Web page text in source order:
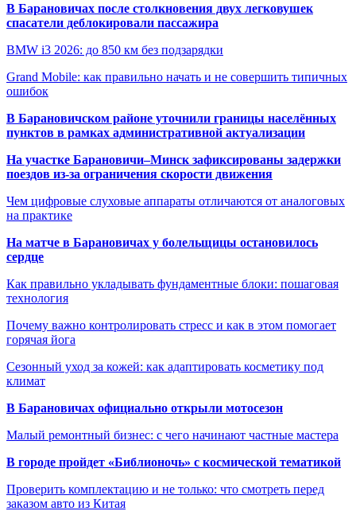
В Барановичах после столкновения двух легковушек
спасатели деблокировали пассажира
BMW i3 2026: до 850 км без подзарядки
Grand Mobile: как правильно начать и не совершить типичных
ошибок
В Барановичском районе уточнили границы населённых
пунктов в рамках административной актуализации
На участке Барановичи–Минск зафиксированы задержки
поездов из-за ограничения скорости движения
Чем цифровые слуховые аппараты отличаются от аналоговых
на практике
На матче в Барановичах у болельщицы остановилось
сердце
Как правильно укладывать фундаментные блоки: пошаговая
технология
Почему важно контролировать стресс и как в этом помогает
горячая йога
Сезонный уход за кожей: как адаптировать косметику под
климат
В Барановичах официально открыли мотосезон
Малый ремонтный бизнес: с чего начинают частные мастера
В городе пройдет «Библионочь» с космической тематикой
Проверить комплектацию и не только: что смотреть перед
заказом авто из Китая